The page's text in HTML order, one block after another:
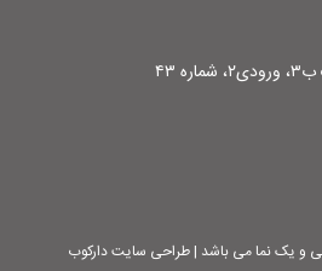
و یک نما می باشد | طراحی سایت دارکوب